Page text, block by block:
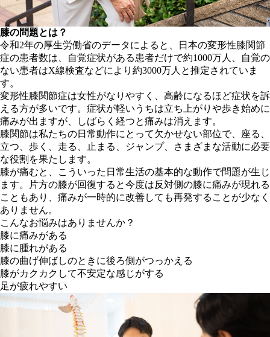
膝の問題とは？
令和2年の厚生労働省のデータによると、日本の変形性膝関節
症の患者数は、自覚症状がある患者だけで約1000万人、自覚の
ない患者はX線検査などにより約3000万人と推定されていま
す。
変形性膝関節症は女性がなりやすく、高齢になるほど症状を訴
える方が多いです。症状が軽いうちは立ち上がりや歩き始めに
痛みが出ますが、しばらく経つと痛みは消えます。
膝関節は私たちの日常動作にとって欠かせない部位で、座る、
立つ、歩く、走る、止まる、ジャンプ、さまざまな活動に必要
な役割を果たします。
膝が痛むと、こういった日常生活の基本的な動作で問題が生じ
ます。片方の膝が回復すると今度は反対側の膝に痛みが現れる
こともあり、痛みが一時的に改善しても再発することが少なく
ありません。
こんなお悩みはありませんか？
膝に痛みがある
膝に腫れがある
膝の曲げ伸ばしのときに後ろ側がつっかえる
膝がカクカクして不安定な感じがする
足が疲れやすい